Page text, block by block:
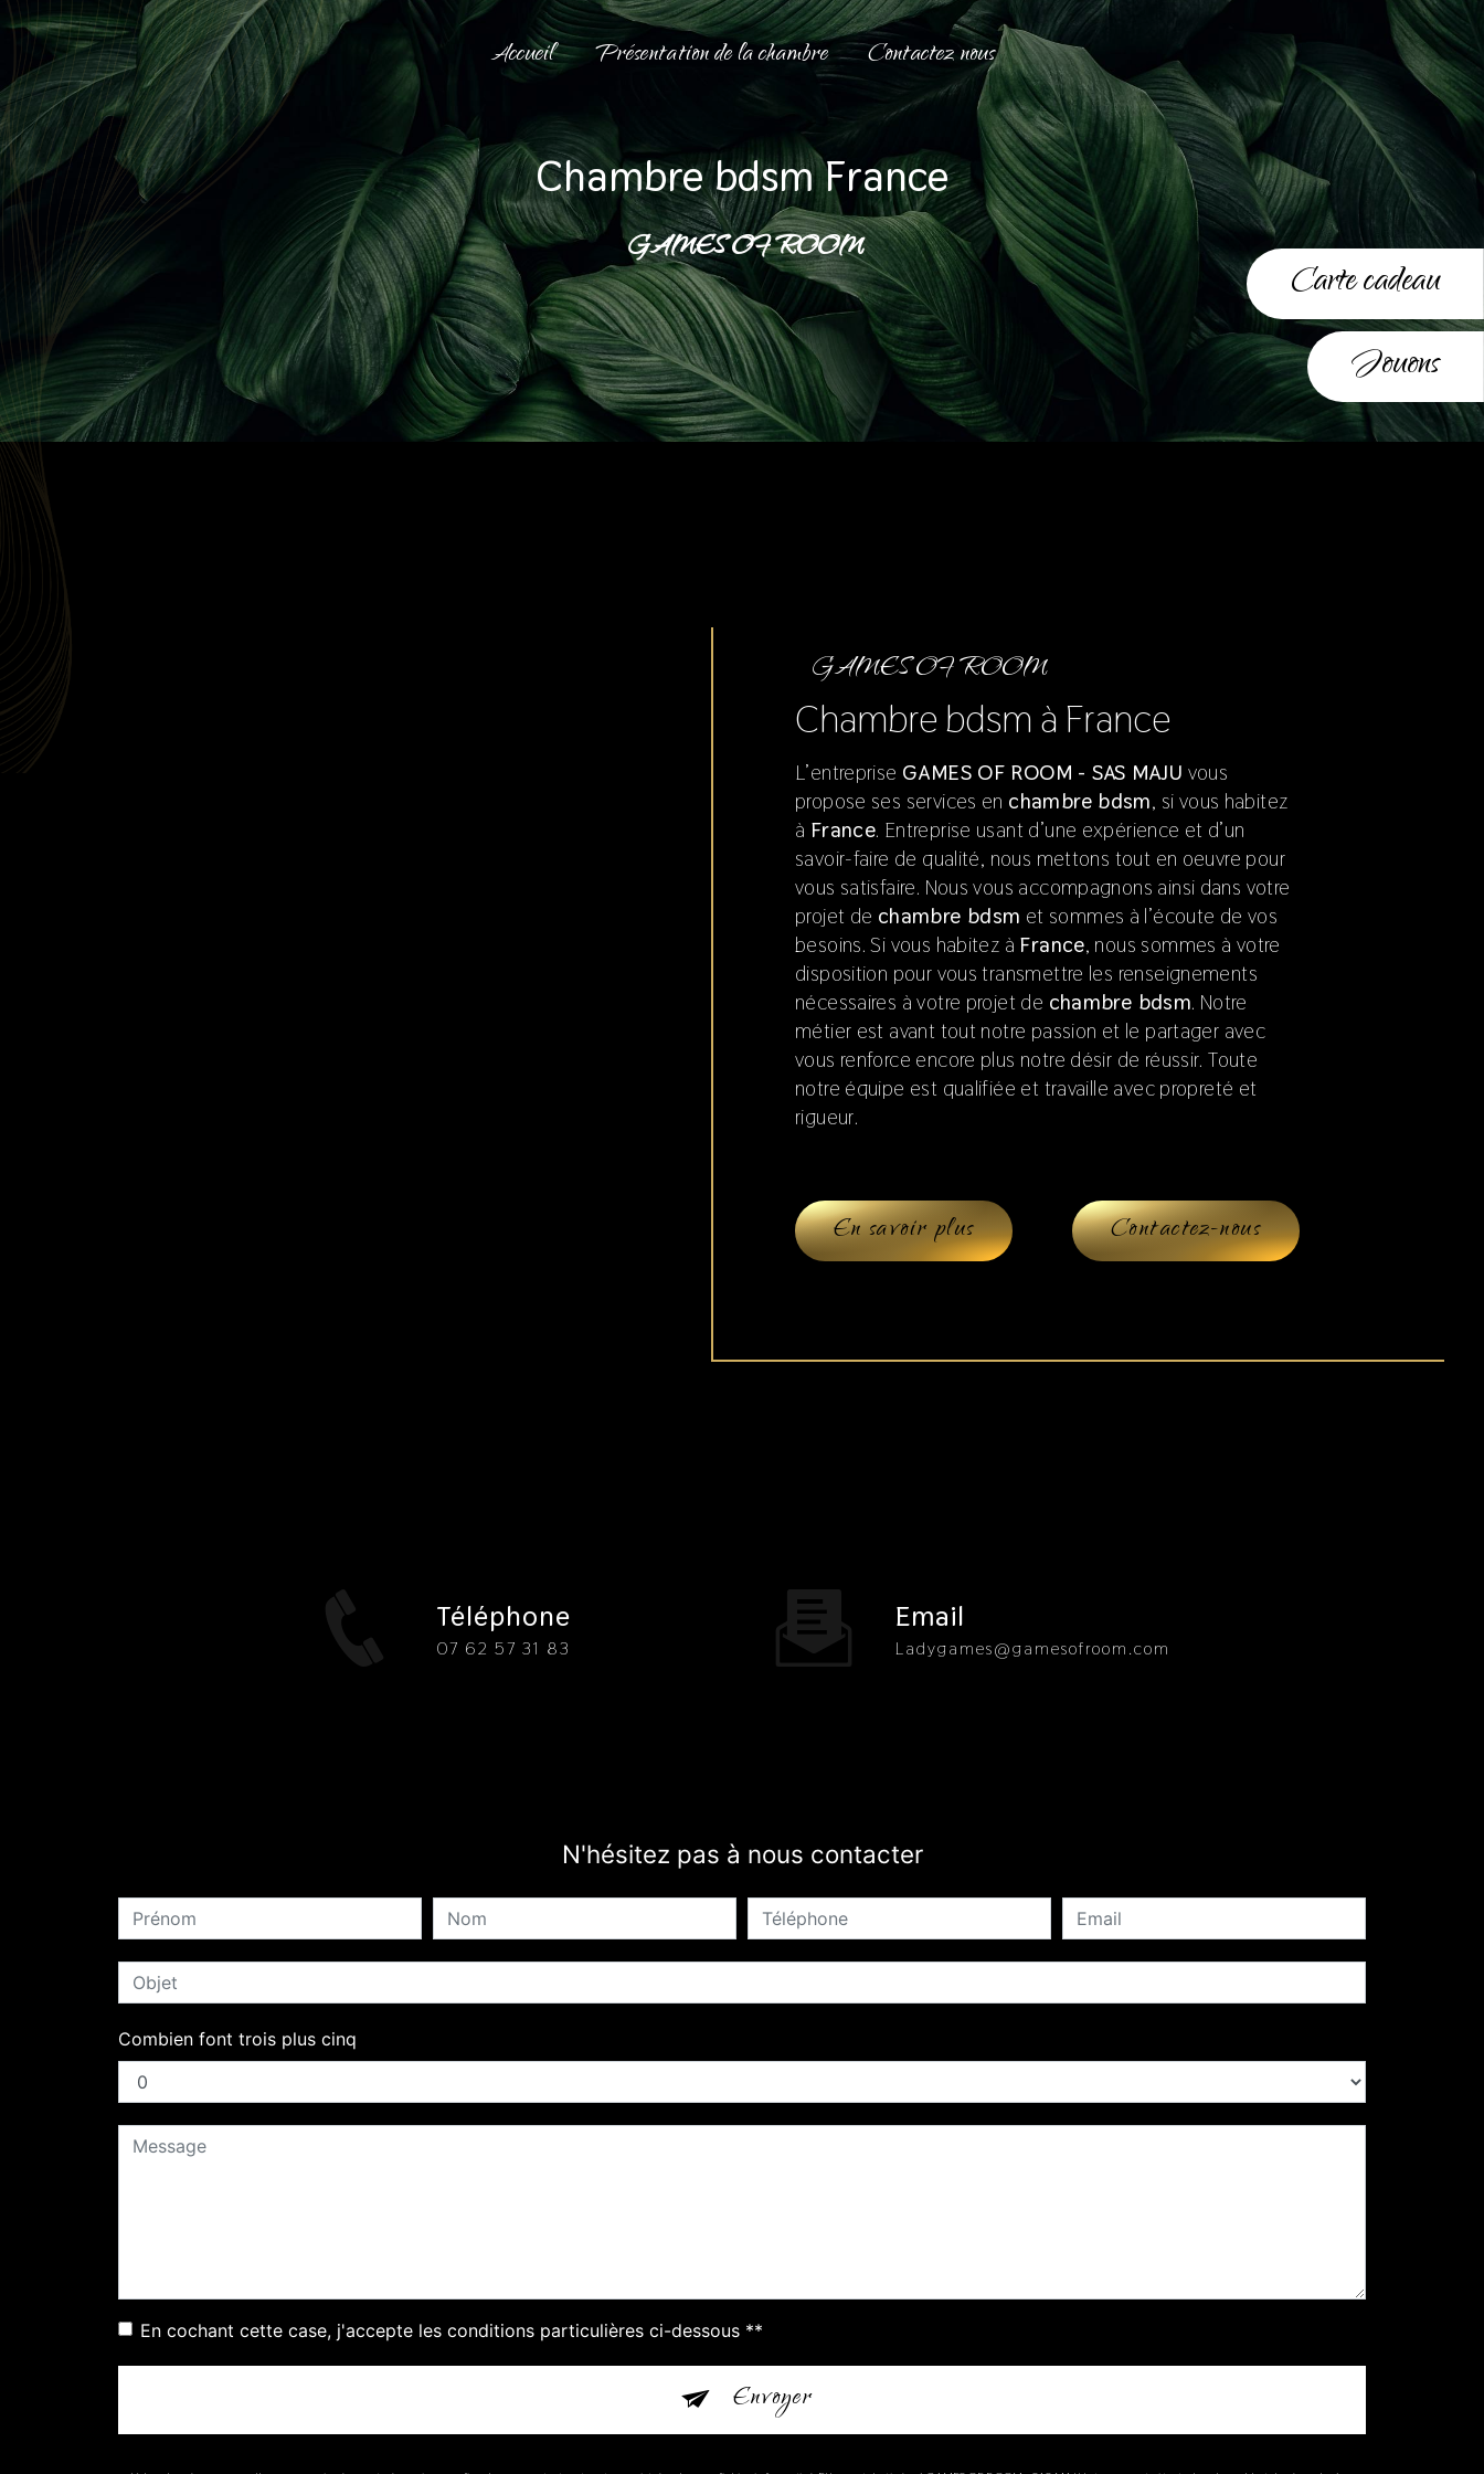
Jouons
Carte cadeau
Accueil Présentation de la chambre Contactez nous
chambre bdsm France
GAMES OF ROOM
GAMES OF ROOM
chambre bdsm à France
L’entreprise GAMES OF ROOM - SAS MAJU vous
propose ses services en chambre bdsm, si vous habitez
à France. Entreprise usant d’une expérience et d’un
savoir-faire de qualité, nous mettons tout en oeuvre pour
vous satisfaire. Nous vous accompagnons ainsi dans votre
projet de chambre bdsm et sommes à l’écoute de vos
besoins. Si vous habitez à France, nous sommes à votre
disposition pour vous transmettre les renseignements
nécessaires à votre projet de chambre bdsm. Notre
métier est avant tout notre passion et le partager avec
vous renforce encore plus notre désir de réussir. Toute
notre équipe est qualifiée et travaille avec propreté et
rigueur.
En savoir plus Contactez-nous
Téléphone
07 62 57 31 83
Email
ladygames@gamesofroom.com
N'hésitez pas à nous contacter
Combien font trois plus cinq
En cochant cette case, j'accepte les conditions particulières ci-dessous **
Envoyer
Panneau de gestion des cookies